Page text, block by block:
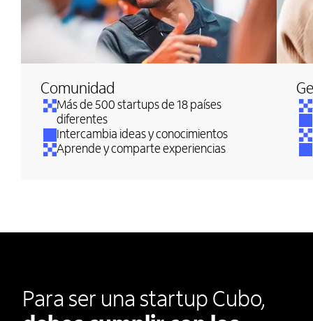
Comunidad
Más de 500 startups de 18 países
diferentes
Intercambia ideas y conocimientos
Aprende y comparte experiencias
Para ser una startup Cubo,